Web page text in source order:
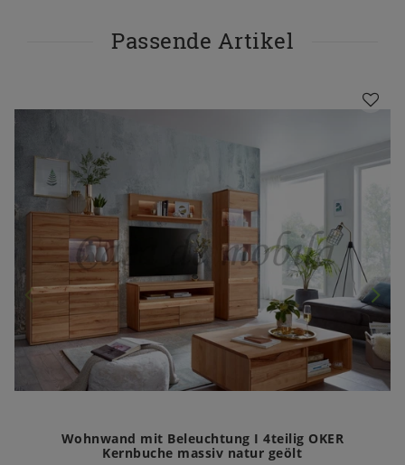
Passende Artikel
Wohnwand mit Beleuchtung I 4teilig OKER
Kernbuche massiv natur geölt